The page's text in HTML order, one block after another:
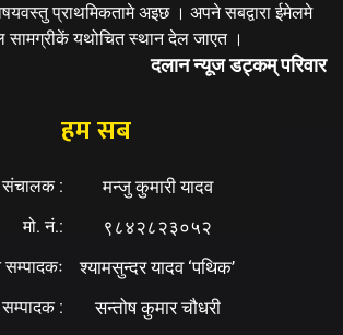
प्राथमिकतामे अइछ । अपने सबद्वारा ईमेलमे
सामग्रीकें यथोचित स्थान देल जाएत ।
दलान न्यूज डट्कम् परिवार
हम सब
संचालक : मन्जु कुमारी यादव
मो. नं.: ९८४२८२३०५२
सम्पादकः श्यामसुन्दर यादव ‘पथिक’
सम्पादक : सन्तोष कुमार चौधरी